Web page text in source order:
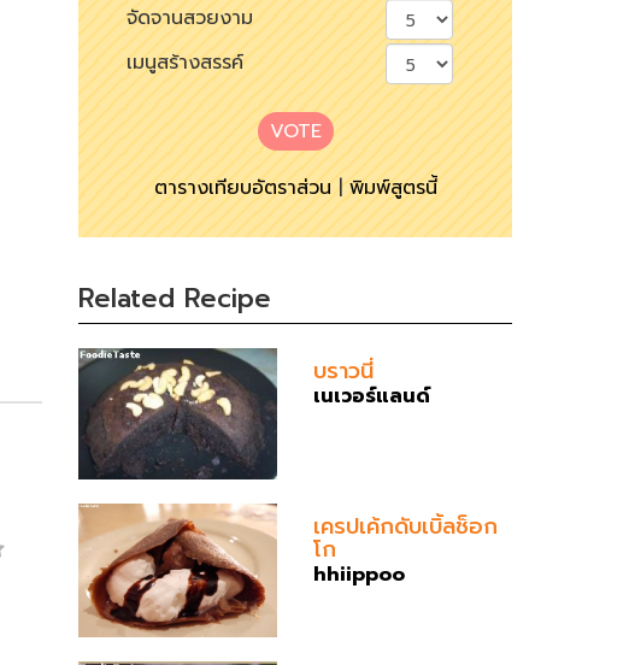
จัดจานสวยงาม
เมนูสร้างสรรค์
VOTE
ตารางเทียบอัตราส่วน|พิมพ์สูตรนี้
Related Recipe
บราวนี่
เนเวอร์แลนด์
เครปเค้กดับเบิ้ลช็อก
โก
hhiippoo